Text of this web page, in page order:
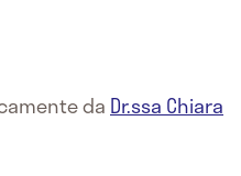
da Dr.ssa Chiara